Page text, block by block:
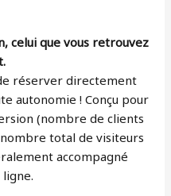
celui que vous retrouvez
réserver directement
autonomie ! Conçu pour
(nombre de clients
total de visiteurs
accompagné